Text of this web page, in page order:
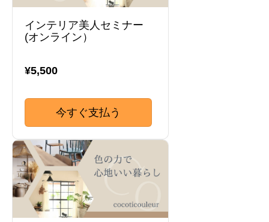
インテリア美人セミナー
(オンライン）
¥5,500
今すぐ支払う